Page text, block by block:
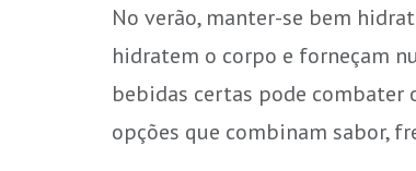
No verão, manter-se bem
hidratem o corpo e forneçam
bebidas certas pode combater
opções que combinam sabor,